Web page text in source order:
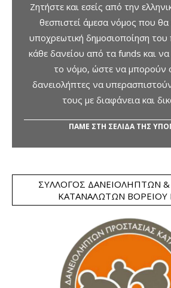
Ζητήστε και εσείς από την
θεσπιστεί άμεσα νόμος που θα
υποχρεωτική δημοσιοποίηση
κάθε δανείου από τα funds και
το νόμο, ώστε να μπορούν
δανειολήπτες να
τους με διαφάνεια και
ΠΑΜΕ ΣΤΗ ΣΕΛΙΔΑ ΤΗΣ
ΣΎΛΛΟΓΟΣ ΔΑΝΕΙΟΛΗΠΤΏΝ
ΚΑΤΑΝΑΛΩΤΏΝ ΒΟΡΕΊΟΥ